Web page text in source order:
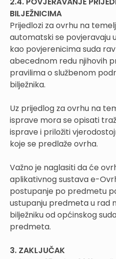
BILJEŽNICIMA
Prijedlozi za ovrhu na
automatski se povjeravaju
kao povjerenicima suda
abecednom redu njihovih
pravilima o službenom
bilježnika.
Uz prijedlog za ovrhu na
isprave mora se opisati
isprave i priložiti
koje se predlaže ovrha.
Važno je naglasiti da će
aplikativnog sustava e-
postupanje po predmetu
ustupanju predmeta u rad
bilježniku od općinskog
predmeta.
3. ZAKLJUČAK